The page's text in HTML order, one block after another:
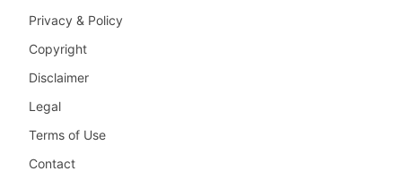
Privacy & Policy
Copyright
Disclaimer
Legal
Terms of Use
Contact